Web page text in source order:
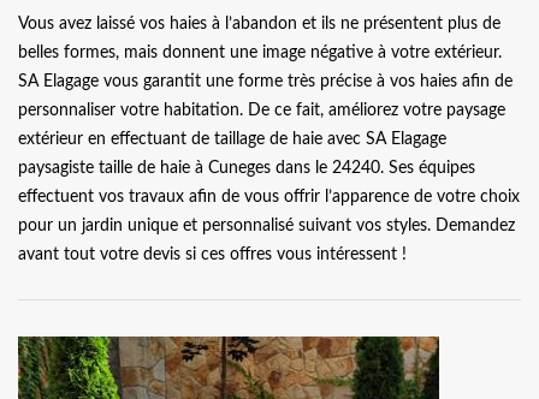
Vous avez laissé vos haies à l’abandon et ils ne présentent plus de
belles formes, mais donnent une image négative à votre extérieur.
SA Elagage vous garantit une forme très précise à vos haies afin de
personnaliser votre habitation. De ce fait, améliorez votre paysage
extérieur en effectuant de taillage de haie avec SA Elagage
paysagiste taille de haie à Cuneges dans le 24240. Ses équipes
effectuent vos travaux afin de vous offrir l’apparence de votre choix
pour un jardin unique et personnalisé suivant vos styles. Demandez
avant tout votre devis si ces offres vous intéressent !